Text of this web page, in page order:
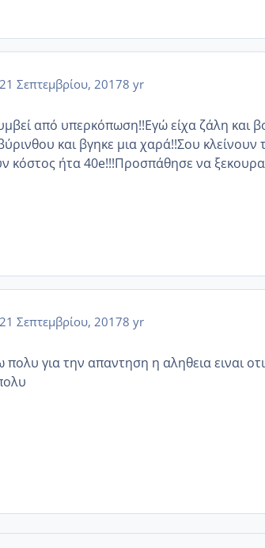
21 Σεπτεμβρίου, 20178 yr
από υπερκόπωση!!Εγώ είχα ζάλη και
και βγηκε μια χαρά!!Σου κλείνουν
κόστος ήτα 40e!!!Προσπάθησε να
21 Σεπτεμβρίου, 20178 yr
πολυ για την απαντηση η αληθεια ειναι